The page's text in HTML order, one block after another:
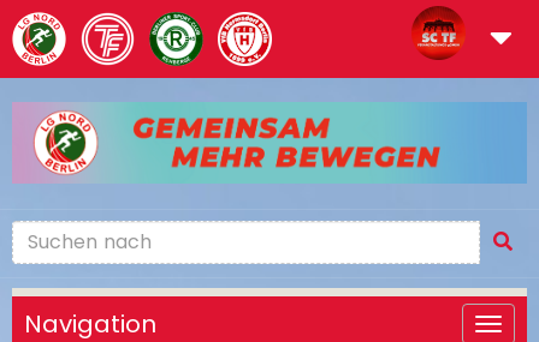
Navigation